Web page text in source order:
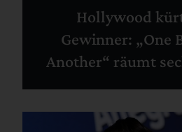
Hollywood
Gewinner: „One
Another“ räumt